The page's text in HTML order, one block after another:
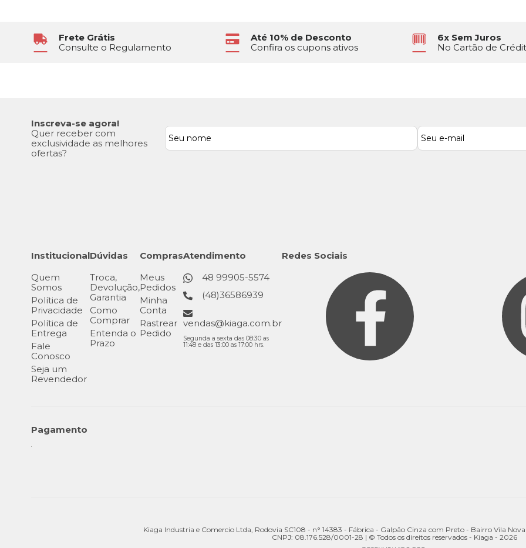
Frete Grátis
Consulte o Regulamento
Até 10% de Desconto
Confira os cupons ativos
6x Sem Juros
No Cartão de
Inscreva-se agora!
Quer receber com
exclusividade as melhores
ofertas?
Institucional
Quem
Somos
Política de
Privacidade
Política de
Entrega
Fale
Conosco
Seja um
Revendedor
Dúvidas
Troca,
Devolução,
Garantia
Como
Comprar
Entenda o
Prazo
Compras
Meus
Pedidos
Minha
Conta
Rastrear
Pedido
Atendimento
48 99905-5574
(48)36586939
vendas@kiaga.com.br
Segunda a sexta das 08:30 as
11:48 e das 13:00 as 17:00 hrs.
Redes Sociais
Pagamento
Kiaga Industria e Comercio Ltda, Rodovia SC108 - n° 14383 - Fábrica - Galpão Cinza com Preto - Bairro Vila
CNPJ: 08.176.528/0001-28 | © Todos os direitos reservados - Kiaga - 2026